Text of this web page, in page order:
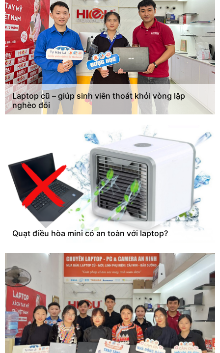
Laptop cũ – giúp sinh viên thoát khỏi vòng lặp
nghèo đói
Quạt điều hòa mini có an toàn với laptop?